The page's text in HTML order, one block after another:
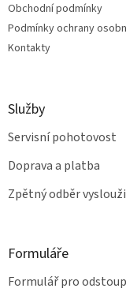
Obchodní podmínky
Podmínky ochrany
Kontakty
Služby
Servisní pohotovost
Doprava a platba
Zpětný odběr
Formuláře
Formulář pro